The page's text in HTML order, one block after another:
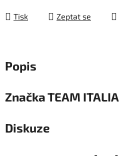
Tisk Zeptat se
Popis
ZnačkaTEAM ITALIA
Diskuze